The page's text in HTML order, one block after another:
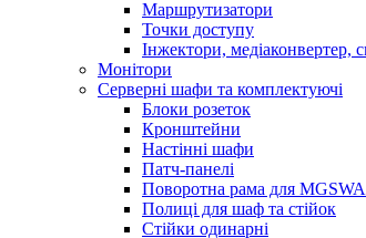
Маршрутизатори
Точки доступу
Інжектори, медіаконвертер,
Монітори
Серверні шафи та комплектуючі
Блоки розеток
Кронштейни
Настінні шафи
Патч-панелі
Поворотна рама для MGSWA
Полиці для шаф та стійок
Стійки одинарні